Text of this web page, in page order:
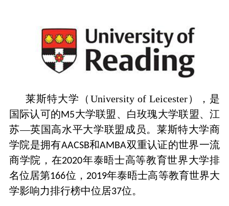
莱斯特大学（University of Leicester），是
国际认可的 M5大学联盟、白玫瑰大学联盟、江
苏—英国高水平大学联盟成员。莱斯特大学商
学院是拥有AACSB和AMBA双重认证的世界一流
商学院，在2020年泰晤士高等教育世界大学排
名位居第166位， 2019年泰晤士高等教育世界大
学影响力排行榜中位居37位。